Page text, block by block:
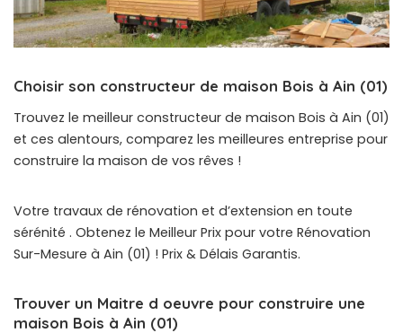
Choisir son constructeur de maison Bois à Ain (01)
Trouvez le meilleur constructeur de maison Bois à Ain (01)
et ces alentours, comparez les meilleures entreprise pour
construire la maison de vos rêves !
Votre travaux de rénovation et d’extension en toute
sérénité . Obtenez le Meilleur Prix pour votre Rénovation
Sur-Mesure à Ain (01) ! Prix & Délais Garantis.
Trouver un Maitre d oeuvre pour construire une
maison Bois à Ain (01)